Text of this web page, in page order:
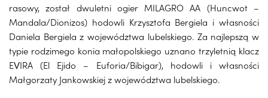
rasowy, został dwuletni ogier MILAGRO AA (Huncwot –
Mandala/Dionizos) hodowli Krzysztofa Bergiela i własności
Daniela Bergiela z województwa lubelskiego. Za najlepszą w
typie rodzimego konia małopolskiego uznano trzyletnią klacz
EVIRA (El Ejido – Euforia/Bibigar), hodowli i własności
Małgorzaty Jankowskiej z województwa lubelskiego.